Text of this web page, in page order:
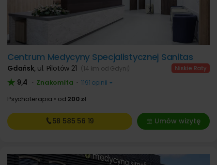
Centrum Medycyny Specjalistycznej Sanitas
Gdańsk, ul. Pilotów 21 (14 km od Gdyni)
9,4 • Znakomita • 1191 opinii
Psychoterapia od 200 zł
Umów wizytę
58 585 56 19